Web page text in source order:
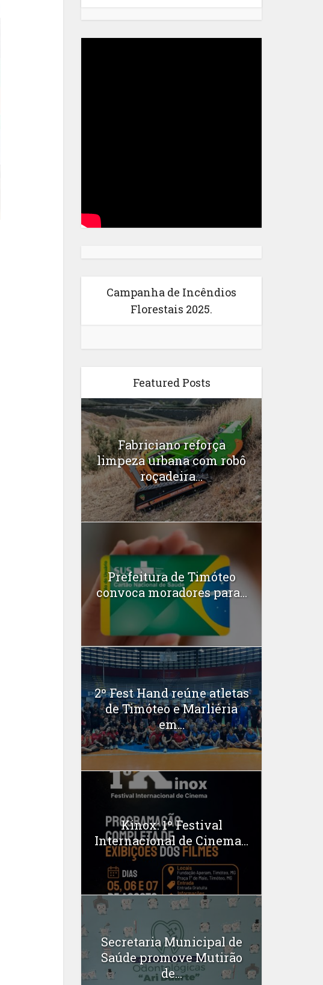
Campanha de Incêndios
Florestais 2025.
Featured Posts
Fabriciano reforça
limpeza urbana com robô
roçadeira...
Prefeitura de Timóteo
convoca moradores para...
2º Fest Hand reúne atletas
de Timóteo e Marliéria
em...
Kinox: 1º Festival
Internacional de Cinema...
Secretaria Municipal de
Saúde promove Mutirão
de...